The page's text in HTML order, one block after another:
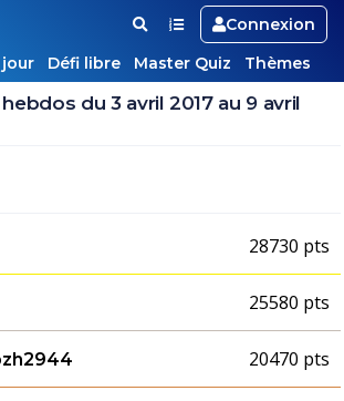
Connexion
jour Défi libre Master Quiz Thèmes
du 3 avril 2017 au 9 avril
28730 pts
25580 pts
20470 pts